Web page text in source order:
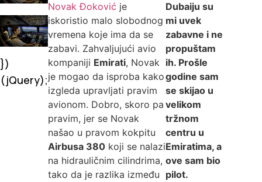
})
(jQuery);
Novak Đoković je
iskoristio malo slobodnog
vremena koje ima da se
zabavi. Zahvaljujući avio
kompaniji Emirati, Novak
je mogao da isproba kako
izgleda upravljati pravim
avionom. Dobro, skoro pa
pravim, jer se Novak
našao u pravom kokpitu
Airbusa 380 koji se nalazi
na hidrauličnim cilindrima,
tako da je razlika između
Dubaiju su
mi uvek
zabavne i ne
propuštam
ih. Prošle
godine sam
se skijao u
velikom
tržnom
centru u
Emiratima, a
ove sam bio
pilot.